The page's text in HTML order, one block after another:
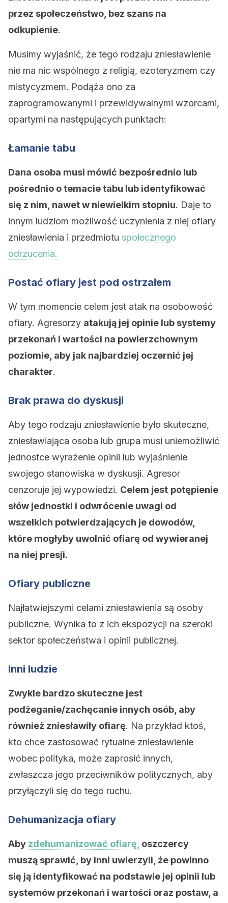
przez społeczeństwo, bez szans na
odkupienie.
Musimy wyjaśnić, że tego rodzaju zniesławienie
nie ma nic wspólnego z religią, ezoteryzmem czy
mistycyzmem. Podąża ono za
zaprogramowanymi i przewidywalnymi wzorcami,
opartymi na następujących punktach:
Łamanie tabu
Dana osoba musi mówić bezpośrednio lub
pośrednio o temacie tabu lub identyfikować
się z nim, nawet w niewielkim stopniu. Daje to
innym ludziom możliwość uczynienia z niej ofiary
zniesławienia i przedmiotu społecznego
odrzucenia.
Postać ofiary jest pod ostrzałem
W tym momencie celem jest atak na osobowość
ofiary. Agresorzy atakują jej opinie lub systemy
przekonań i wartości na powierzchownym
poziomie, aby jak najbardziej oczernić jej
charakter.
Brak prawa do dyskusji
Aby tego rodzaju zniesławienie było skuteczne,
zniesławiająca osoba lub grupa musi uniemożliwić
jednostce wyrażenie opinii lub wyjaśnienie
swojego stanowiska w dyskusji. Agresor
cenzoruje jej wypowiedzi. Celem jest potępienie
słów jednostki i odwrócenie uwagi od
wszelkich potwierdzających je dowodów,
które mogłyby uwolnić ofiarę od wywieranej
na niej presji.
Ofiary publiczne
Najłatwiejszymi celami zniesławienia są osoby
publiczne. Wynika to z ich ekspozycji na szeroki
sektor społeczeństwa i opinii publicznej.
Inni ludzie
Zwykle bardzo skuteczne jest
podżeganie/zachęcanie innych osób, aby
również zniesławiły ofiarę. Na przykład ktoś,
kto chce zastosować rytualne zniesławienie
wobec polityka, może zaprosić innych,
zwłaszcza jego przeciwników politycznych, aby
przyłączyli się do tego ruchu.
Dehumanizacja ofiary
Aby zdehumanizować ofiarę, oszczercy
muszą sprawić, by inni uwierzyli, że powinno
się ją identyfikować na podstawie jej opinii lub
systemów przekonań i wartości oraz postaw, a